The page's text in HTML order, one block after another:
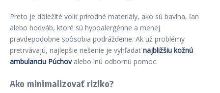
Preto je dôležité voliť prírodné materiály, ako sú bavlna, ľan
alebo hodváb, ktoré sú hypoalergénne a menej
pravdepodobne spôsobia podráždenie. Ak už problémy
pretrvávajú, najlepšie riešenie je vyhľadaťnajbližšiu kožnú
ambulanciu Púchovalebo inú odbornú pomoc.
Ako minimalizovať riziko?